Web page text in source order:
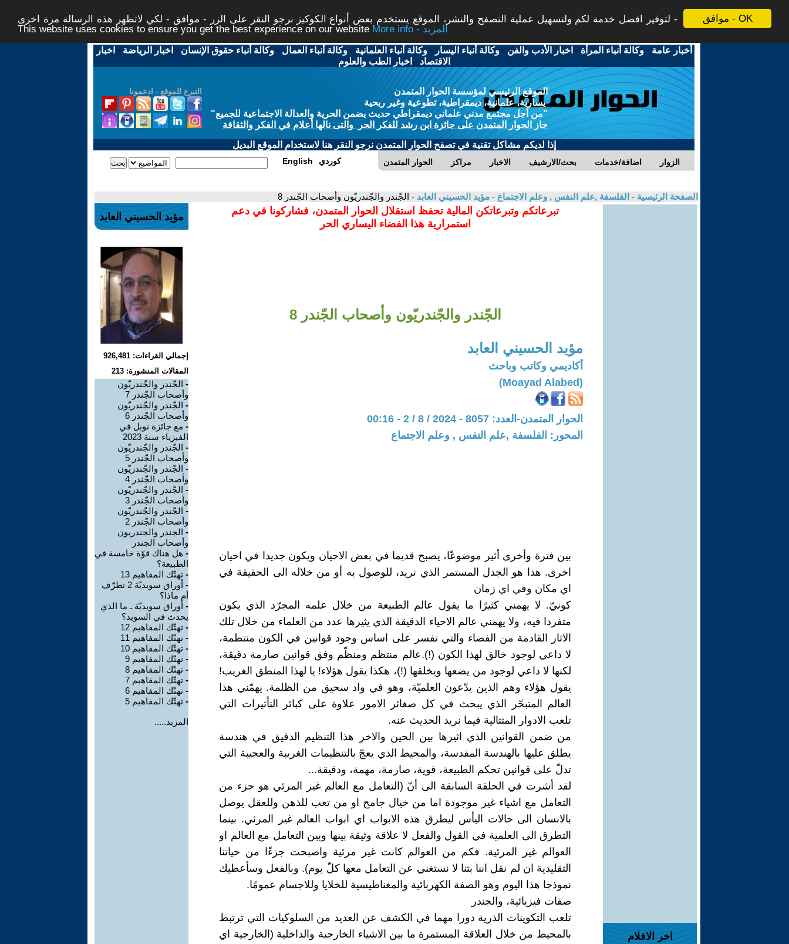
موافق - OK
لتوفير افضل خدمة لكم ولتسهيل عملية التصفح والنشر، الموقع يستخدم بعض أنواع الكوكيز نرجو النقر على الزر - موافق - لكي لاتظهر هذه الرسالة مرة اخرى -
This website uses cookies to ensure you get the best experience on our website
More info - المزيد
أخبار عامة -وكالة أنباء المرأة - اخبار الأدب والفن -وكالة أنباء اليسار -وكالة أنباء العلمانية -وكالة أنباء العمال -وكالة أنباء حقوق الإنسان - اخبار الرياضة - اخبار
الاقتصاد - اخبار الطب والعلوم
التبرع للموقع - ادعمونا
الموقع الرئيسي لمؤسسة الحوار المتمدن
يسارية، علمانية، ديمقراطية، تطوعية وغير ربحية
"من أجل مجتمع مدني علماني ديمقراطي حديث يضمن الحرية والعدالة الاجتماعية للجميع"
حاز الحوار المتمدن على جائزة ابن رشد للفكر الحر والتى نالها أعلام في الفكر والثقافة
إذا لديكم مشاكل تقنية في تصفح الحوار المتمدن نرجو النقر هنا لاستخدام الموقع البديل
الحوار المتمدن مراكز الاخبار بحث/الارشيف اضافة/خدمات الزوار English كوردي
الصفحة الرئيسية - الفلسفة ,علم النفس , وعلم الاجتماع - مؤيد الحسيني العابد - الجّندر والجّندريّون وأصحاب الجّندر 8
اخر الافلام
تبرعاتكم وتبرعاتكن المالية تحفظ استقلال الحوار المتمدن، فشاركونا في دعم
استمرارية هذا الفضاء اليساري الحر
الجّندر والجّندريّون وأصحاب الجّندر 8
مؤيد الحسيني العابد
أكاديمي وكاتب وباحث
(Moayad Alabed)
الحوار المتمدن-العدد: 8057 - 2024 / 8 / 2 - 00:16
المحور: الفلسفة ,علم النفس , وعلم الاجتماع
بين فترة وأخرى أثير موضوعًا، يصبح قديما في بعض الاحيان ويكون جديدا في احيان
اخرى. هذا هو الجدل المستمر الذي نريد، للوصول به أو من خلاله الى الحقيقة في
اي مكان وفي اي زمان
كونيّ. لا يهمني كثيرًا ما يقول عالم الطبيعة من خلال علمه المجرّد الذي يكون
متفردا فيه، ولا يهمني عالم الاحياء الدقيقة الذي يثيرها عدد من العلماء من خلال تلك
الاثار القادمة من الفضاء والتي تفسر على اساس وجود قوانين في الكون منتظمة،
لا داعي لوجود خالق لهذا الكون (!).عالم منتظم ومنظّم وفق قوانين صارمة دقيقة،
لكنها لا داعي لوجود من يضعها ويخلقها (!)، هكذا يقول هؤلاء! يا لهذا المنطق الغريب!
يقول هؤلاء وهم الذين يدّعون العلميّة، وهو في واد سحيق من الظلمة. يهمّني هذا
العالم المتبحّر الذي يبحث في كل صغائر الامور علاوة على كبائر التأثيرات التي
تلعب الادوار المتتالية فيما نريد الحديث عنه.
من ضمن القوانين الذي اثيرها بين الحين والاخر هذا التنظيم الدقيق في هندسة
يطلق عليها بالهندسة المقدسة، والمحيط الذي يعجّ بالتنظيمات الغريبة والعجيبة التي
تدلّ على قوانين تحكم الطبيعة، قوية، صارمة، مهمة، ودقيقة...
لقد أشرت في الحلقة السابقة الى أنّ (التعامل مع العالم غير المرئي هو جزء من
التعامل مع اشياء غير موجودة اما من خيال جامح او من تعب للذهن وللعقل يوصل
بالانسان الى حالات اليأس ليطرق هذه الابواب اي ابواب العالم غير المرئي. بينما
التطرق الى العلمية في القول والفعل لا علاقة وثيقة بينها وبين التعامل مع العالم او
العوالم غير المرئية. فكم من العوالم كانت غير مرئية واصبحت جزءًا من حياتنا
التقليدية ان لم نقل اننا بتنا لا نستغني عن التعامل معها كلّ يوم). وبالفعل وسأعطيك
نموذجا هذا اليوم وهو الصفة الكهربائية والمغناطيسية للخلايا وللاجسام عمومًا.
صفات فيزيائية، والجندر
تلعب التكوينات الذرية دورا مهما في الكشف عن العديد من السلوكيات التي ترتبط
بالمحيط من خلال العلاقة المستمرة ما بين الاشياء الخارجية والداخلية (الخارجية اي
مؤيد الحسيني العابد
إجمالي القراءات: 926,481
المقالات المنشورة: 213
- الجّندر والجّندريّون
وأصحاب الجّندر 7
- الجّندر والجّندريّون
وأصحاب الجّندر 6
- مع جائزة نوبل في
الفيزياء سنة 2023
- الجّندر والجّندريّون
وأصحاب الجّندر 5
- الجّندر والجّندريّون
وأصحاب الجّندر 4
- الجّندر والجّندريّون
وأصحاب الجّندر 3
- الجّندر والجّندريّون
وأصحاب الجّندر 2
- الجندر والجندريون
وأصحاب الجندر
- هل هناك قوّة خامسة في
الطبيعة؟
- تهتّك المفاهيم 13
-
أوراق سويديّة 2 تطرّف
أم ماذا؟
- أوراق سويديّة ـ ما الذي
يحدث في السويد؟
- تهتّك المفاهيم 12
- تهتّك المفاهيم 11
- تهتّك المفاهيم 10
- تهتّك المفاهيم 9
- تهتّك المفاهيم 8
- تهتّك المفاهيم 7
- تهتّك المفاهيم 6
- تهتّك المفاهيم 5
المزيد.....